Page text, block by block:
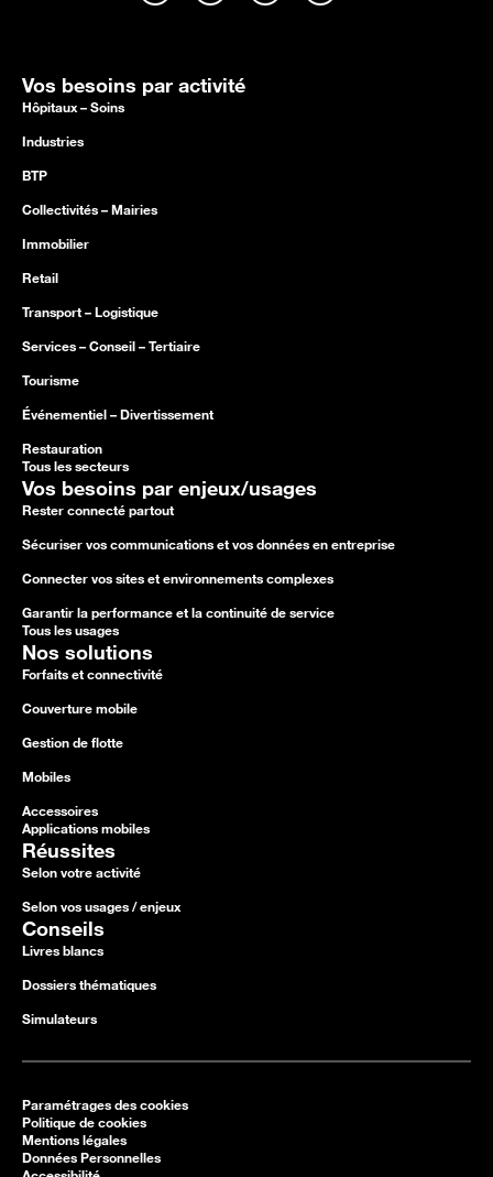
Vos besoins par activité
Hôpitaux – Soins
Industries
BTP
Collectivités – Mairies
Immobilier
Retail
Transport – Logistique
Services – Conseil – Tertiaire
Tourisme
Événementiel – Divertissement
Restauration
Tous les secteurs
Vos besoins par enjeux/usages
Rester connecté partout
Sécuriser vos communications et vos données en entreprise
Connecter vos sites et environnements complexes
Garantir la performance et la continuité de service
Tous les usages
Nos solutions
Forfaits et connectivité
Couverture mobile
Gestion de flotte
Mobiles
Accessoires
Applications mobiles
Réussites
Selon votre activité
Selon vos usages / enjeux
Conseils
Livres blancs
Dossiers thématiques
Simulateurs
Paramétrages des cookies
Politique de cookies
Mentions légales
Données Personnelles